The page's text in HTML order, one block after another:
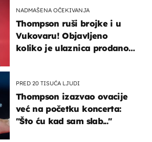
NADMAŠENA OČEKIVANJA
Thompson ruši brojke i u
Vukovaru! Objavljeno
koliko je ulaznica prodano
PRED 20 TISUĆA LJUDI
Thompson izazvao ovacije
već na početku koncerta:
"Što ću kad sam slab..."